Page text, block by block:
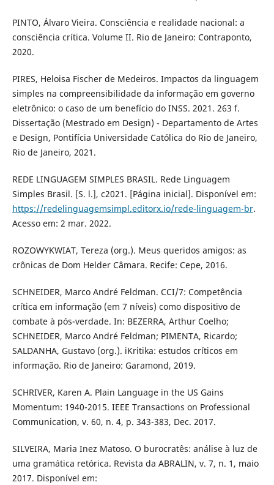
PINTO, Álvaro Vieira. Consciência e realidade nacional: a
consciência crítica. Volume II. Rio de Janeiro: Contraponto,
2020.
PIRES, Heloisa Fischer de Medeiros. Impactos da linguagem
simples na compreensibilidade da informação em governo
eletrônico: o caso de um benefício do INSS. 2021. 263 f.
Dissertação (Mestrado em Design) - Departamento de Artes
e Design, Pontifícia Universidade Católica do Rio de Janeiro,
Rio de Janeiro, 2021.
REDE LINGUAGEM SIMPLES BRASIL. Rede Linguagem
Simples Brasil. [S. l.], c2021. [Página inicial]. Disponível em:
https://redelinguagemsimpl.editorx.io/rede-linguagem-br.
Acesso em: 2 mar. 2022.
ROZOWYKWIAT, Tereza (org.). Meus queridos amigos: as
crônicas de Dom Helder Câmara. Recife: Cepe, 2016.
SCHNEIDER, Marco André Feldman. CCI/7: Competência
crítica em informação (em 7 níveis) como dispositivo de
combate à pós-verdade. In: BEZERRA, Arthur Coelho;
SCHNEIDER, Marco André Feldman; PIMENTA, Ricardo;
SALDANHA, Gustavo (org.). iKritika: estudos críticos em
informação. Rio de Janeiro: Garamond, 2019.
SCHRIVER, Karen A. Plain Language in the US Gains
Momentum: 1940-2015. IEEE Transactions on Professional
Communication, v. 60, n. 4, p. 343-383, Dec. 2017.
SILVEIRA, Maria Inez Matoso. O burocratês: análise à luz de
uma gramática retórica. Revista da ABRALIN, v. 7, n. 1, maio
2017. Disponível em: